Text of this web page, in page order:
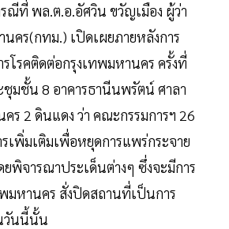
ณีที่ พล.ต.อ.อัศวิน ขวัญเมือง ผู้ว่า
นคร(กทม.) เปิดเผยภายหลังการ
โรคติดต่อกรุงเทพมหานคร ครั้งที่
มชั้น 8 อาคารธานีนพรัตน์ ศาลา
คร 2 ดินแดง ว่า คณะกรรมการฯ 26
เพิ่มเติมเพื่อหยุดการแพร่กระจาย
ยพิจารณาประเด็นต่างๆ ซึ่งจะมีการ
มหานคร สั่งปิดสถานที่เป็นการ
วันนี้นั้น